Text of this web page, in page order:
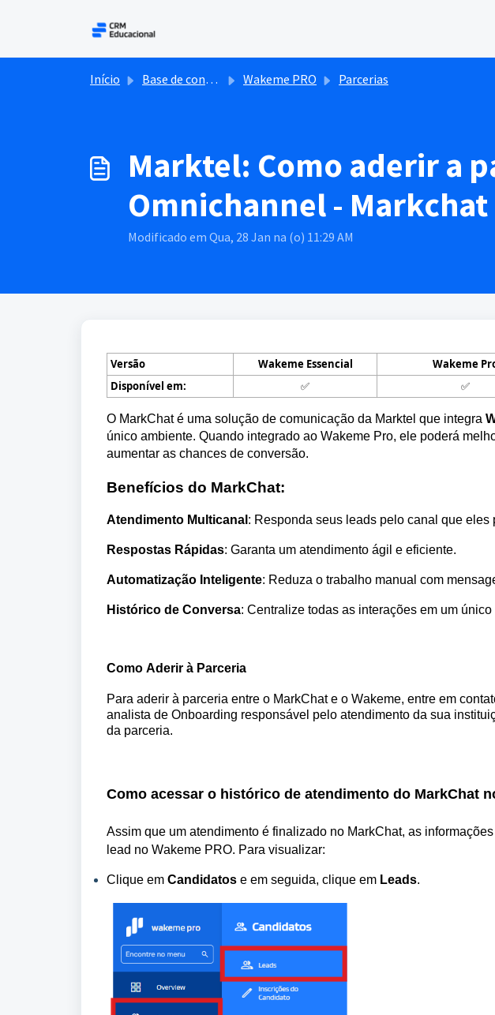
Início Base de conhecimento Wakeme PRO Parcerias
Marktel: Como aderir a
Omnichannel - Markchat
Modificado em Qua, 28 Jan na (o) 11:29 AM
Versão Wakeme Essencial
Wakeme
Disponível em:
✅ ✅
O MarkChat é uma solução de comunicação da Marktel que integra
único ambiente. Quando integrado ao Wakeme Pro, ele poderá
aumentar as chances de conversão.
Benefícios do MarkChat:
Atendimento Multicanal : Responda seus leads pelo canal que eles
Respostas Rápidas: Garanta um atendimento ágil e eficiente.
Automatização Inteligente: Reduza o trabalho manual com
Histórico de Conversa: Centralize todas as interações em um único
Como Aderir à Parceria
Para aderir à parceria entre o MarkChat e o Wakeme, entre em
analista de Onboarding responsável pelo atendimento da sua
da parceria.
Como acessar o histórico de atendimento do MarkChat
Assim que um atendimento é finalizado no MarkChat, as
lead no Wakeme PRO. Para visualizar:
Clique em Candidatos e em seguida, clique em Leads.